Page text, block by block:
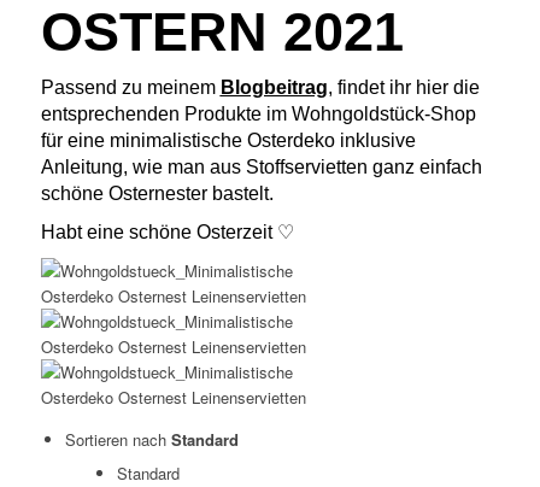
OSTERN 2021
Passend zu meinem Blogbeitrag, findet ihr hier die
entsprechenden Produkte im Wohngoldstück-Shop
für eine minimalistische Osterdeko inklusive
Anleitung, wie man aus Stoffservietten ganz einfach
schöne Osternester bastelt.
Habt eine schöne Osterzeit ♡
Sortieren nach Standard
Standard